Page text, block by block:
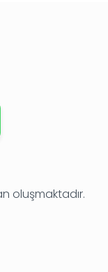
oluşmaktadır.